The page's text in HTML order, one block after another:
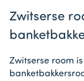
Zwitserse
Zwitserse room